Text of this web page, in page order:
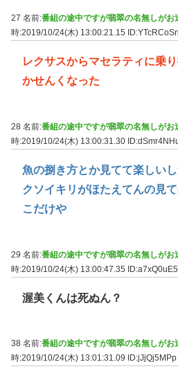
27 名前:番組の途中ですが翡翠の名無しがお
時:2019/10/24(木) 13:00:21.15
レクサスからマセラティに乗
かせんくなった
28 名前:番組の途中ですが翡翠の名無しがお
時:2019/10/24(木) 13:00:31.30
魚の捌き方とか見てて楽しい
クソイキリがほたえてんの見
こだけや
29 名前:番組の途中ですが翡翠の名無しがお
時:2019/10/24(木) 13:00:47.35
渥美くんは死ぬん？
38 名前:番組の途中ですが翡翠の名無しがお
時:2019/10/24(木) 13:01:31.09
ID:jJjQj5MPp